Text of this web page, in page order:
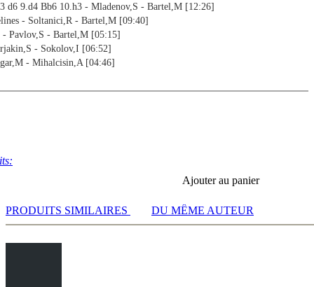
d6 9.d4 Bb6 10.h3 - Mladenov,S - Bartel,M [12:26]
- Soltanici,R - Bartel,M [09:40]
- Pavlov,S - Bartel,M [05:15]
- Sokolov,I [06:52]
- Mihalcisin,A [04:46]
Ajouter au panier
PRODUITS SIMILAIRES DU MÊME AUTEUR